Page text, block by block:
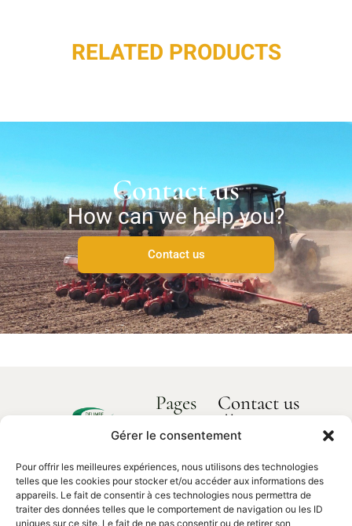
Gérer le consentement
Pour offrir les meilleures expériences, nous utilisons des technologies
telles que les cookies pour stocker et/ou accéder aux informations des
appareils. Le fait de consentir à ces technologies nous permettra de
traiter des données telles que le comportement de navigation ou les ID
uniques sur ce site. Le fait de ne pas consentir ou de retirer son
RELATED PRODUCTS
Contact us
How can we help you?
Contact us
Delimbe
de
Bonport
27340,
Pages
Our products
Spare parts
Contact us
How can we
help you?
Contact
us